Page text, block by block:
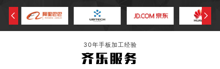
30年手板加工经验
齐乐服务